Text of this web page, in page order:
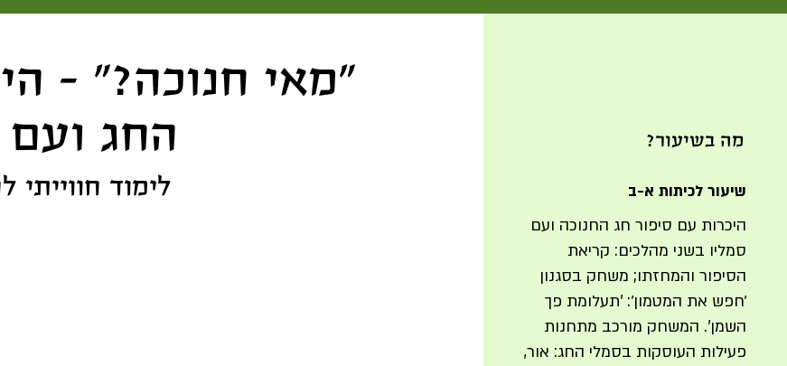
"מאי חנוכה?" -
החג ועם
לימוד חווייתי
מה בשיעור?
שיעור לכיתות א-ב
היכרות עם סיפור חג החנוכה ועם
סמליו בשני מהלכים: קריאת
הסיפור והמחזתו; משחק בסגנון
׳חפש את המטמון׳: 'תעלומת פך
השמן'. המשחק מורכב מתחנות
פעילות העוסקות בסמלי החג: אור,